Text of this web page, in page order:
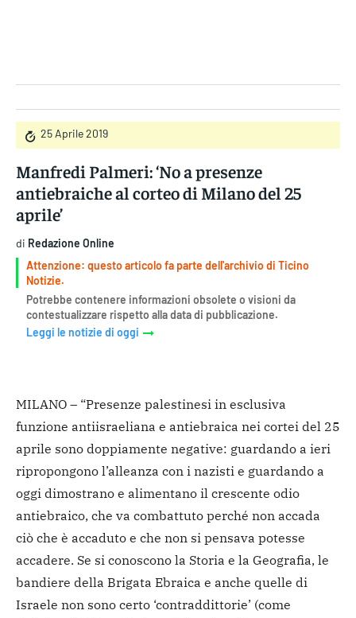
25 Aprile 2019
Manfredi Palmeri: ‘No a presenze
antiebraiche al corteo di Milano del 25
aprile’
di Redazione Online
Attenzione: questo articolo fa parte dell'archivio di Ticino
Notizie.
Potrebbe contenere informazioni obsolete o visioni da
contestualizzare rispetto alla data di pubblicazione.
Leggi le notizie di oggi
MILANO – “Presenze palestinesi in esclusiva
funzione antiisraeliana e antiebraica nei cortei del 25
aprile sono doppiamente negative: guardando a ieri
ripropongono l’alleanza con i nazisti e guardando a
oggi dimostrano e alimentano il crescente odio
antiebraico, che va combattuto perché non accada
ciò che è accaduto e che non si pensava potesse
accadere. Se si conoscono la Storia e la Geografia, le
bandiere della Brigata Ebraica e anche quelle di
Israele non sono certo ‘contraddittorie’ (come